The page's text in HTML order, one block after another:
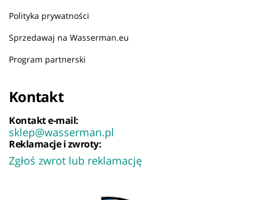
Polityka prywatności
Sprzedawaj na Wasserman.eu
Program partnerski
Kontakt
Kontakt e-mail:
sklep@wasserman.pl
Reklamacje i zwroty:
Zgłoś zwrot lub reklamację